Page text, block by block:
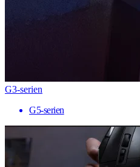
G3-serien
G5-serien